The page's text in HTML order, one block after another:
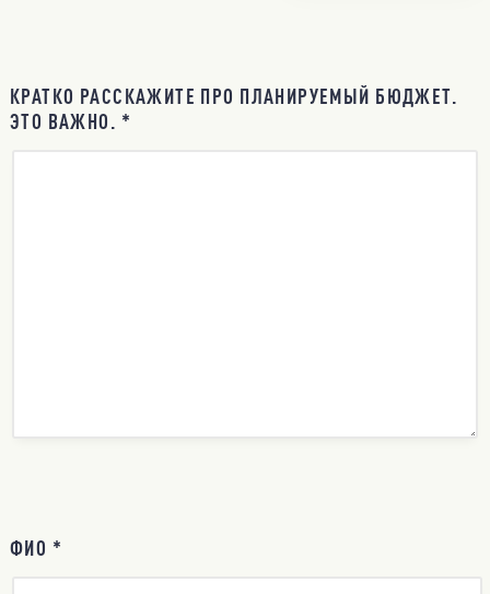
КРАТКО РАССКАЖИТЕ ПРО ПЛАНИРУЕМЫЙ БЮДЖЕТ.
ЭТО ВАЖНО. *
ФИО *